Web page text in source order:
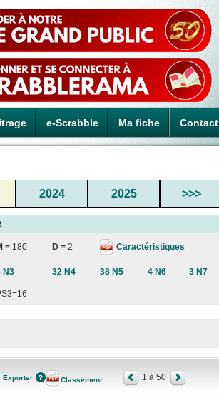
e-Scrabble Ma fiche Contact
2024 2025 >>>
= 180 D = 2 Caractéristiques
N3 32 N4 38 N5 4 N6 3 N7
Exporter Classement 1 à 50